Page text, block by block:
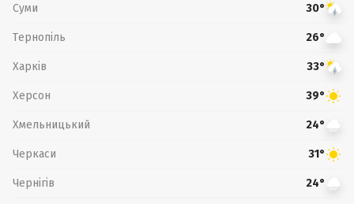
Суми 30°
Тернопіль 26°
Харків 33°
Херсон 39°
Хмельницький 24°
Черкаси 31°
Чернігів 24°